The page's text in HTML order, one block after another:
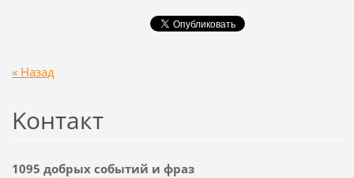
« Назад
Koнтакт
1095 добрых событий и фраз